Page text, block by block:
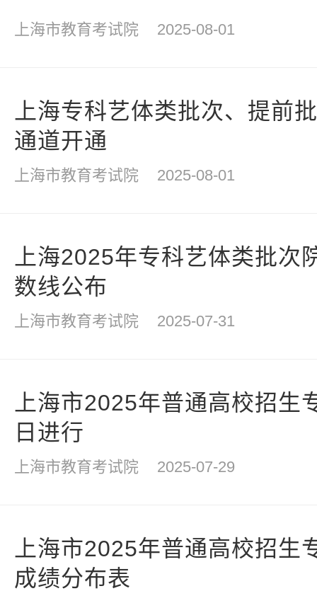
上海市教育考试院 2025-08-01
上海专科艺体类批次、提前
通道开通
上海市教育考试院 2025-08-01
上海2025年专科艺体类批次
数线公布
上海市教育考试院 2025-07-31
上海市2025年普通高校招生
日进行
上海市教育考试院 2025-07-29
上海市2025年普通高校招生
成绩分布表